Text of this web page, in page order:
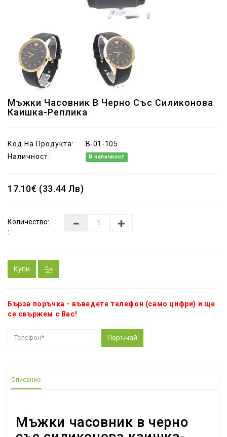
Мъжки Часовник В Черно Със Силиконова
Каишка-Реплика
Код На Продукта:
B-01-105
Наличност:
В наличност
17.10€ (33.44 Лв)
Количество:
:
Купи
Бърза поръчка - въведете телефон (само цифри) и ще
се свържем с Вас!
Поръчай
Описание
Мъжки часовник в черно